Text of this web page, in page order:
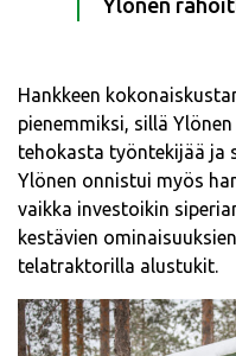
Ylönen
Hankkeen
pienemmiksi, sillä
tehokasta työntekijää ja
Ylönen onnistui myös
vaikka investoikin
kestävien
telatraktorilla alustukit.